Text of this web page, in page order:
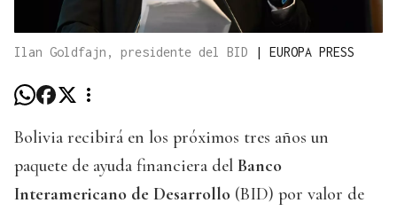
Ilan Goldfajn, presidente del BID | EUROPA PRESS
Bolivia recibirá en los próximos tres años un
paquete de ayuda financiera del Banco
Interamericano de Desarrollo (BID) por valor de